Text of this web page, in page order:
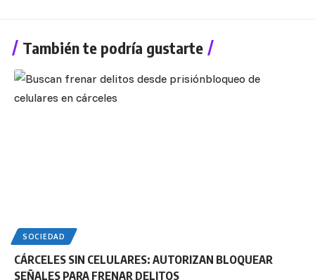
También te podría gustarte
SOCIEDAD
CÁRCELES SIN CELULARES: AUTORIZAN BLOQUEAR
SEÑALES PARA FRENAR DELITOS